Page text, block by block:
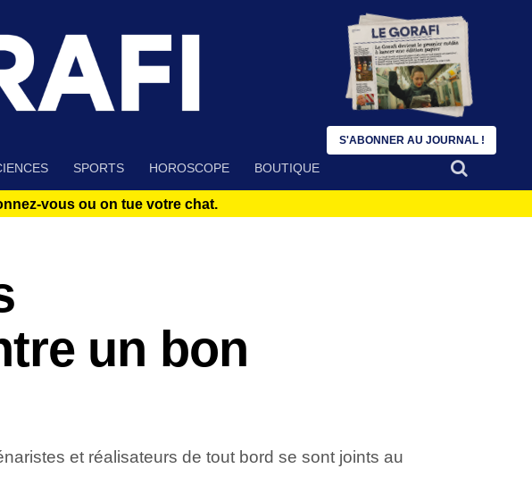
SPORTS HOROSCOPE BOUTIQUE
vous ou on tue votre chat.
un bon
et réalisateurs de tout bord se sont joints au
S'ABONNER AU JOURNAL !